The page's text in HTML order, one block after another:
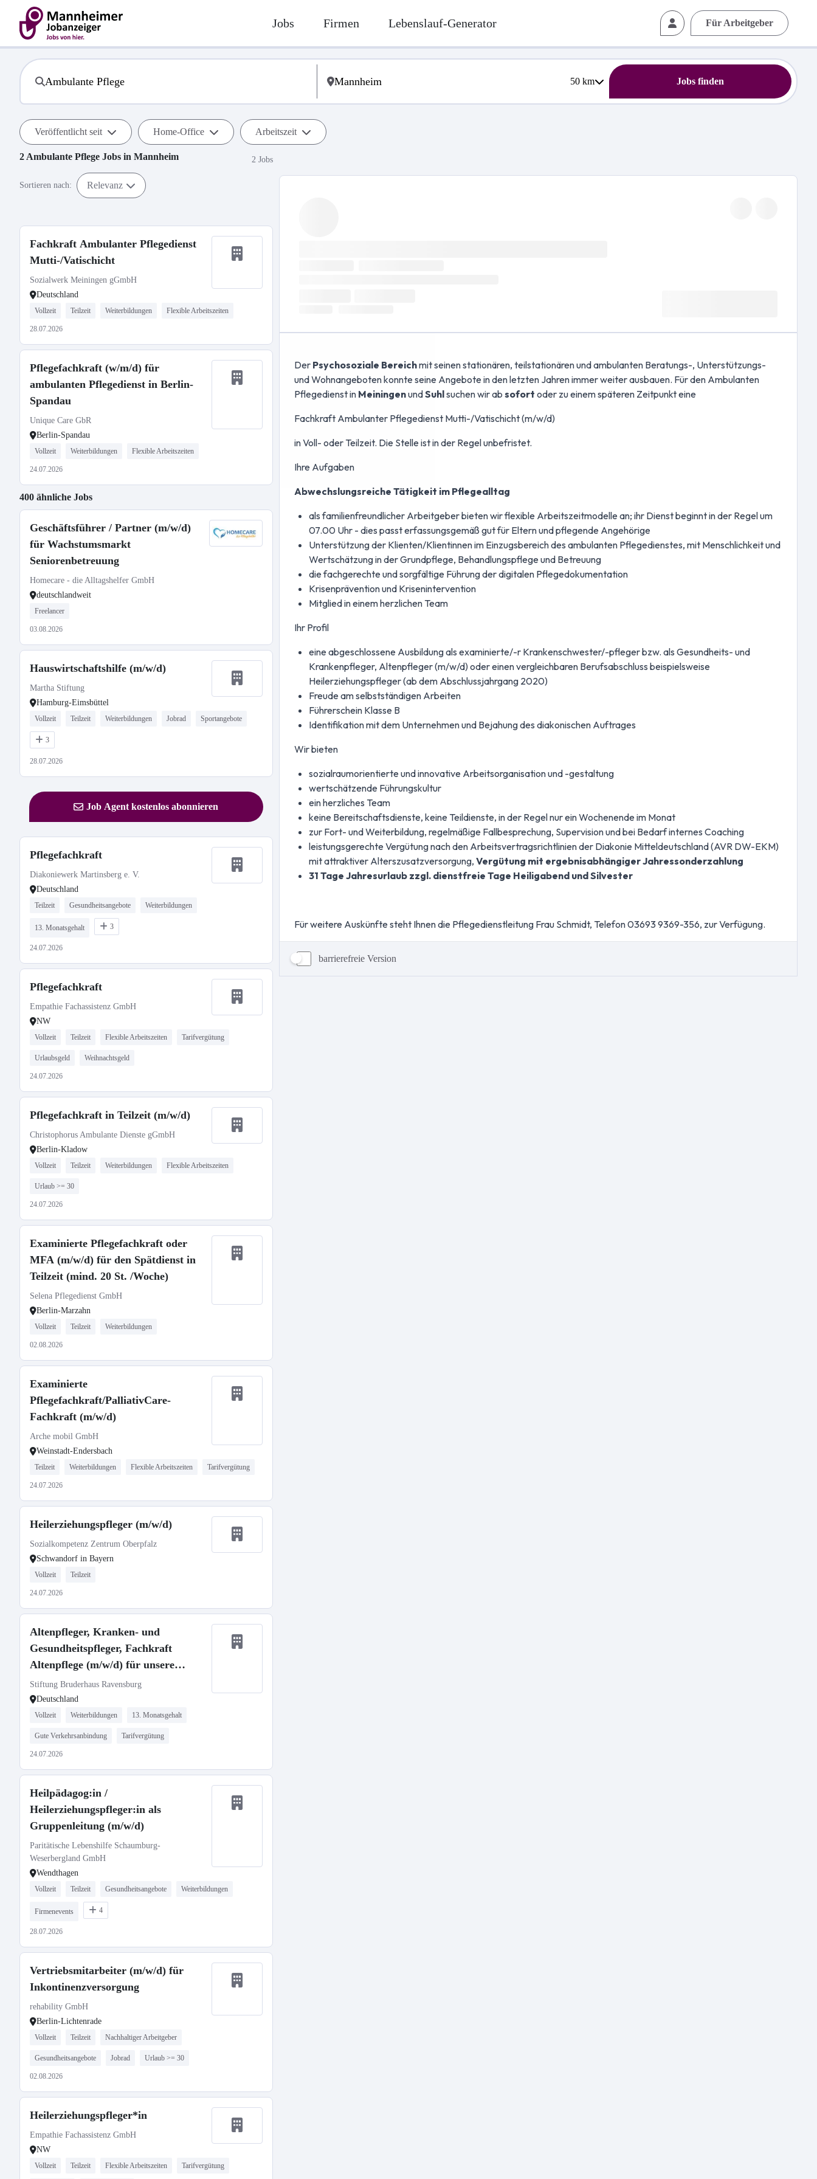
Jobs Firmen Lebenslauf-Generator Für Arbeitgeber
50km Jobs finden
Veröffentlicht seit Home-Office Arbeitszeit
2 Ambulante Pflege Jobs in Mannheim 2 Jobs
Sortieren nach: Relevanz
Fachkraft Ambulanter Pflegedienst
Mutti-/Vatischicht
Sozialwerk Meiningen gGmbH
Deutschland
Vollzeit Teilzeit Weiterbildungen Flexible Arbeitszeiten
28.07.2026
Pflegefachkraft (w/m/d) für
ambulanten Pflegedienst in Berlin-
Spandau
Unique Care GbR
Berlin-Spandau
Vollzeit Weiterbildungen Flexible Arbeitszeiten
24.07.2026
400 ähnliche Jobs
Geschäftsführer / Partner (m/w/d)
für Wachstumsmarkt
Seniorenbetreuung
Homecare - die Alltagshelfer GmbH
deutschlandweit
Freelancer
03.08.2026
Hauswirtschaftshilfe (m/w/d)
Martha Stiftung
Hamburg-Eimsbüttel
Vollzeit Teilzeit Weiterbildungen Jobrad Sportangebote
3
28.07.2026
Job Agent kostenlos abonnieren
Pflegefachkraft
Diakoniewerk Martinsberg e. V.
Deutschland
Teilzeit Gesundheitsangebote Weiterbildungen
13. Monatsgehalt 3
24.07.2026
Pflegefachkraft
Empathie Fachassistenz GmbH
NW
Vollzeit Teilzeit Flexible Arbeitszeiten Tarifvergütung
Urlaubsgeld Weihnachtsgeld
24.07.2026
Pflegefachkraft in Teilzeit (m/w/d)
Christophorus Ambulante Dienste gGmbH
Berlin-Kladow
Vollzeit Teilzeit Weiterbildungen Flexible Arbeitszeiten
Urlaub >= 30
24.07.2026
Examinierte Pflegefachkraft oder
MFA (m/w/d) für den Spätdienst in
Teilzeit (mind. 20 St. /Woche)
Selena Pflegedienst GmbH
Berlin-Marzahn
Vollzeit Teilzeit Weiterbildungen
02.08.2026
Examinierte
Pflegefachkraft/PalliativCare-
Fachkraft (m/w/d)
Arche mobil GmbH
Weinstadt-Endersbach
Teilzeit Weiterbildungen Flexible Arbeitszeiten Tarifvergütung
24.07.2026
Heilerziehungspfleger (m/w/d)
Sozialkompetenz Zentrum Oberpfalz
Schwandorf in Bayern
Vollzeit Teilzeit
24.07.2026
Altenpfleger, Kranken- und
Gesundheitspfleger, Fachkraft
Altenpflege (m/w/d) für unsere
Häuser in Ravensburg und
Oberhofen gesucht!
Stiftung Bruderhaus Ravensburg
Deutschland
Vollzeit Weiterbildungen 13. Monatsgehalt
Gute Verkehrsanbindung Tarifvergütung
24.07.2026
Heilpädagog:in /
Heilerziehungspfleger:in als
Gruppenleitung (m/w/d)
Paritätische Lebenshilfe Schaumburg-
Weserbergland GmbH
Wendthagen
Vollzeit Teilzeit Gesundheitsangebote Weiterbildungen
Firmenevents 4
28.07.2026
Vertriebsmitarbeiter (m/w/d) für
Inkontinenzversorgung
rehability GmbH
Berlin-Lichtenrade
Vollzeit Teilzeit Nachhaltiger Arbeitgeber
Gesundheitsangebote Jobrad Urlaub >= 30
02.08.2026
Heilerziehungspfleger*in
Empathie Fachassistenz GmbH
NW
Vollzeit Teilzeit Flexible Arbeitszeiten Tarifvergütung
barrierefreie Version